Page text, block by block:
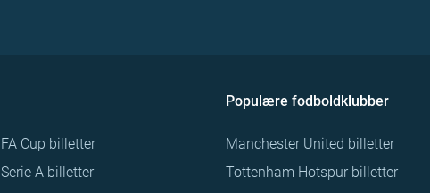
FA Cup billetter
Serie A billetter
Populære fodboldklubber
Manchester United billetter
Tottenham Hotspur billetter